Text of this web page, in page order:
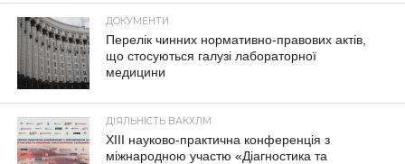
ДОКУМЕНТИ
Перелік чинних нормативно-правових актів,
що стосуються галузі лабораторної
медицини
ДІЯЛЬНІСТЬ ВАКХЛМ
XIII науково-практична конференція з
міжнародною участю «Діагностика та